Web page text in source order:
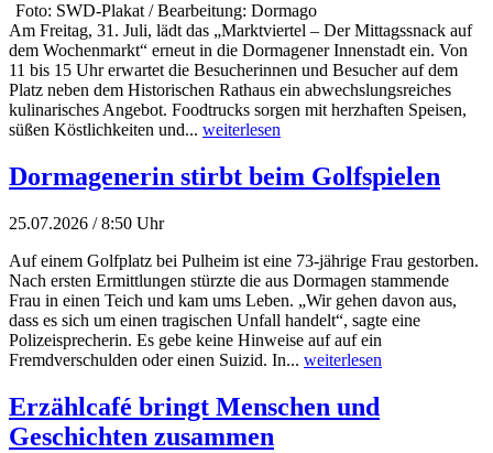
Foto: SWD-Plakat / Bearbeitung: Dormago
Am Freitag, 31. Juli, lädt das „Marktviertel – Der Mittagssnack auf
dem Wochenmarkt“ erneut in die Dormagener Innenstadt ein. Von
11 bis 15 Uhr erwartet die Besucherinnen und Besucher auf dem
Platz neben dem Historischen Rathaus ein abwechslungsreiches
kulinarisches Angebot. Foodtrucks sorgen mit herzhaften Speisen,
süßen Köstlichkeiten und... weiterlesen
Dormagenerin stirbt beim Golfspielen
25.07.2026 / 8:50 Uhr
Auf einem Golfplatz bei Pulheim ist eine 73-jährige Frau gestorben.
Nach ersten Ermittlungen stürzte die aus Dormagen stammende
Frau in einen Teich und kam ums Leben. „Wir gehen davon aus,
dass es sich um einen tragischen Unfall handelt“, sagte eine
Polizeisprecherin. Es gebe keine Hinweise auf auf ein
Fremdverschulden oder einen Suizid. In... weiterlesen
Erzählcafé bringt Menschen und
Geschichten zusammen